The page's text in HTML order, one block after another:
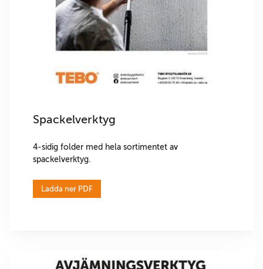
Spackelverktyg
4-sidig folder med hela sortimentet av
spackelverktyg.
Ladda ner PDF